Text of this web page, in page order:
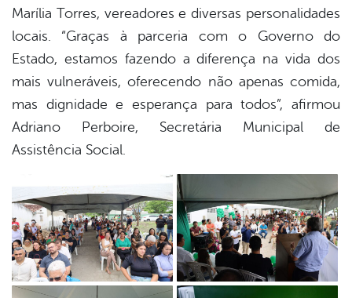
Marília Torres, vereadores e diversas personalidades
locais. “Graças à parceria com o Governo do
Estado, estamos fazendo a diferença na vida dos
mais vulneráveis, oferecendo não apenas comida,
mas dignidade e esperança para todos”, afirmou
Adriano Perboire, Secretária Municipal de
Assistência Social.